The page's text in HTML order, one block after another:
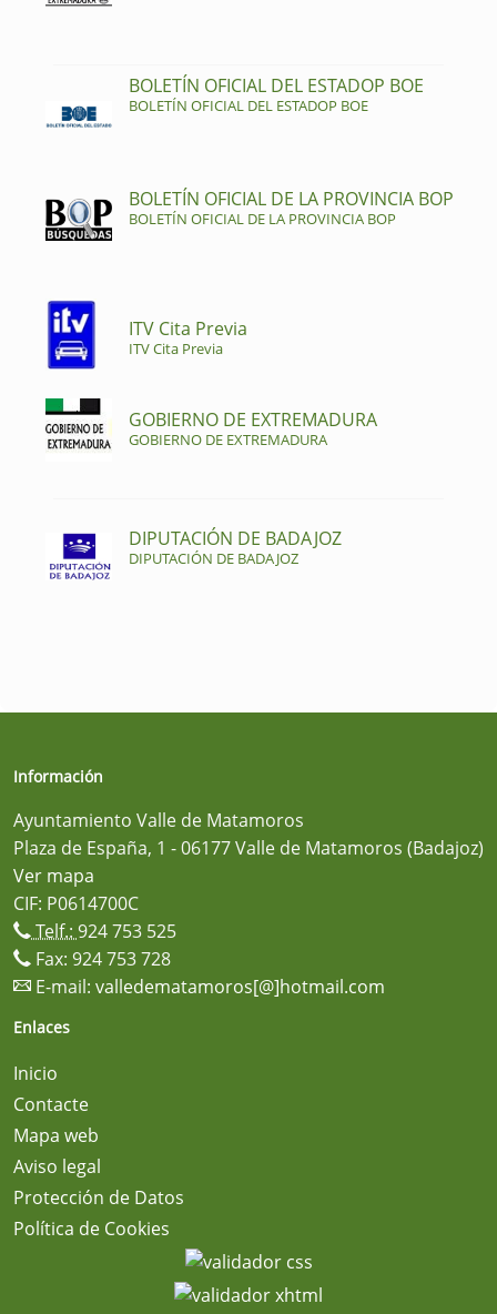
BOLETÍN OFICIAL DEL ESTADOP BOE
BOLETÍN OFICIAL DEL ESTADOP BOE
BOLETÍN OFICIAL DE LA PROVINCIA BOP
BOLETÍN OFICIAL DE LA PROVINCIA BOP
ITV Cita Previa
ITV Cita Previa
GOBIERNO DE EXTREMADURA
GOBIERNO DE EXTREMADURA
DIPUTACIÓN DE BADAJOZ
DIPUTACIÓN DE BADAJOZ
Información
Ayuntamiento Valle de Matamoros
Plaza de España, 1 - 06177 Valle de Matamoros (Badajoz)
Ver mapa
CIF: P0614700C
Telf.: 924 753 525
Fax: 924 753 728
E-mail: valledematamoros[@]hotmail.com
Enlaces
Inicio
Contacte
Mapa web
Aviso legal
Protección de Datos
Política de Cookies